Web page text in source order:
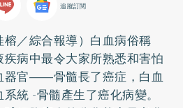
追蹤訂閱
榕／綜合報導）白血病俗稱
疾病中最令大家所熟悉和害怕
器官――骨髓長了癌症，白血
統 -骨髓產生了癌化病變。